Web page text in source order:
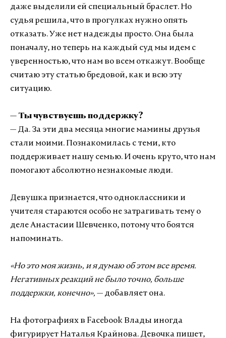
даже выделили ей специальный браслет. Но
судья решила, что в прогулках нужно опять
отказать. Уже нет надежды просто. Она была
поначалу, но теперь на каждый суд мы идем с
уверенностью, что нам во всем откажут. Вообще
считаю эту статью бредовой, как и всю эту
ситуацию.
— Ты чувствуешь поддержку?
— Да. За эти два месяца многие мамины друзья
стали моими. Познакомилась с теми, кто
поддерживает нашу семью. И очень круто, что нам
помогают абсолютно незнакомые люди.
Девушка признается, что одноклассники и
учителя стараются особо не затрагивать тему о
деле Анастасии Шевченко, потому что боятся
напоминать.
«Но это моя жизнь, и я думаю об этом все время.
Негативных реакций не было точно, больше
поддержки, конечно», — добавляет она.
На фотографиях в Facebook Влады иногда
фигурирует Наталья Крайнова. Девочка пишет,